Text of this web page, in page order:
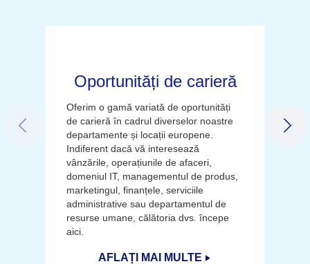
Oportunități de carieră
Oferim o gamă variată de oportunități
de carieră în cadrul diverselor noastre
departamente și locații europene.
Indiferent dacă vă interesează
vânzările, operațiunile de afaceri,
domeniul IT, managementul de produs,
marketingul, finanțele, serviciile
administrative sau departamentul de
resurse umane, călătoria dvs. începe
aici.
AFLAȚI MAI MULTE
PREVIOUS SLIDE